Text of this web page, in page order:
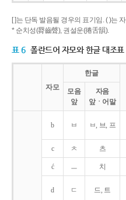
[ ]는 단독 발음될 경우의 표기임. ( )는
* 순치성(脣齒聲), 권설운(捲舌韻).
표 6 폴란드어 자모와 한글 대조표
자모
한글
모음
앞
자음
앞ㆍ어말
b ㅂ ㅂ, 브, 프
c ㅊ 츠
ć ㅡ 치
d ㄷ 드, 트